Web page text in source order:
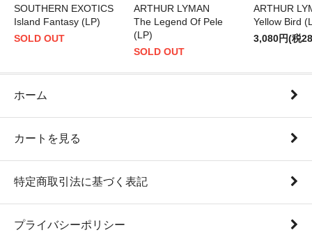
SOUTHERN EXOTICS
Island Fantasy (LP)
SOLD OUT
ARTHUR LYMAN
The Legend Of Pele
(LP)
SOLD OUT
ARTHUR
Yellow Bird
3,080円(税
ホーム
カートを見る
特定商取引法に基づく表記
プライバシーポリシー